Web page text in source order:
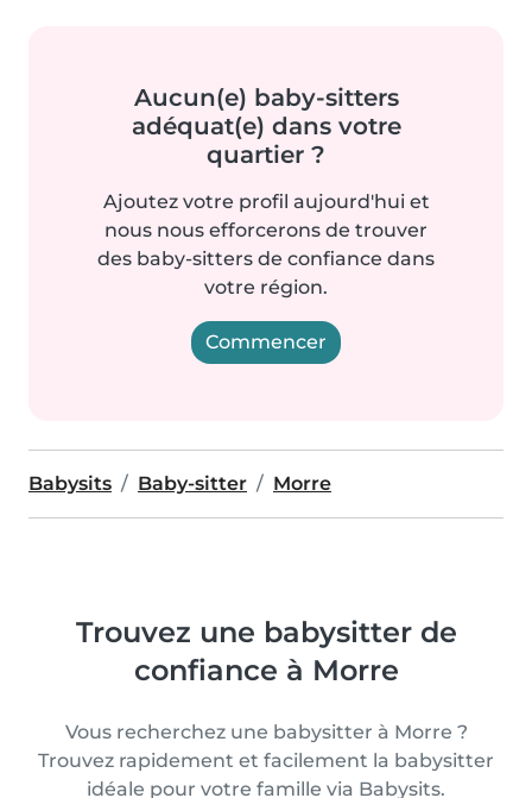
Aucun(e) baby-sitters
adéquat(e) dans votre
quartier ?
Ajoutez votre profil aujourd'hui et
nous nous efforcerons de trouver
des baby-sitters de confiance dans
votre région.
Commencer
Babysits Baby-sitter Morre
Trouvez une babysitter de
confiance à Morre
Vous recherchez une babysitter à Morre ?
Trouvez rapidement et facilement la babysitter
idéale pour votre famille via Babysits.